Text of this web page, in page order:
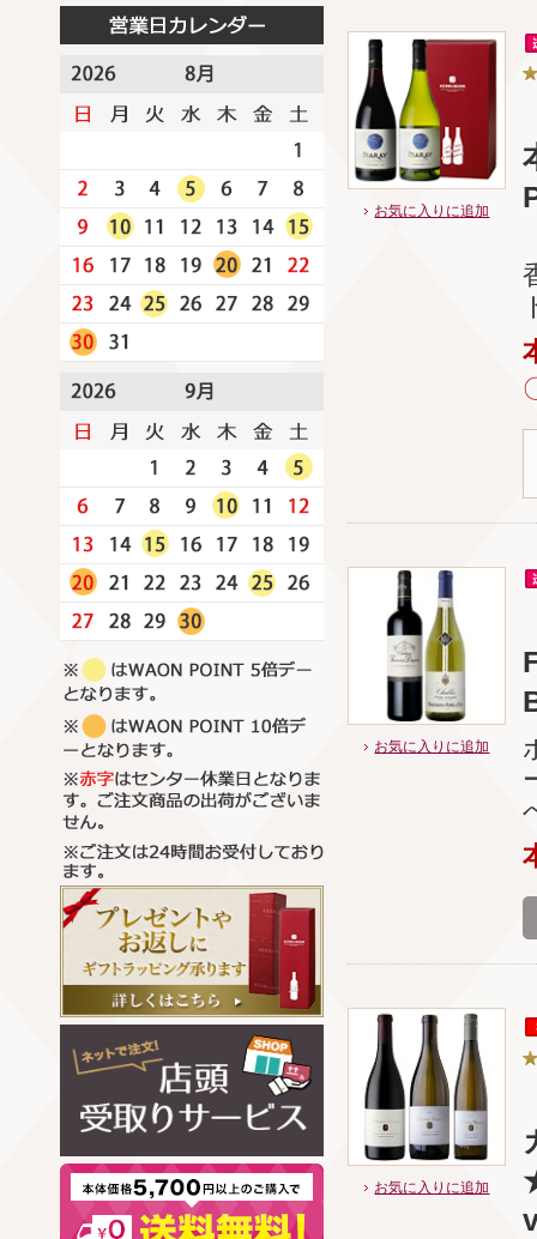
お気に入りに追加
お気に入りに追加
お気に入りに追加